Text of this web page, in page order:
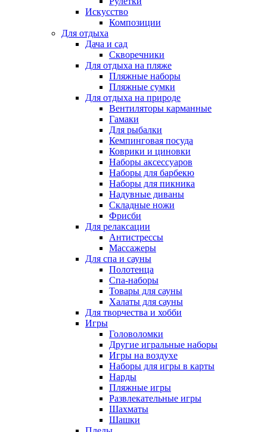
Искусство
Композиции
Для отдыха
Дача и сад
Скворечники
Для отдыха на пляже
Пляжные наборы
Пляжные сумки
Для отдыха на природе
Вентиляторы карманные
Гамаки
Для рыбалки
Кемпинговая посуда
Коврики и циновки
Наборы аксессуаров
Наборы для барбекю
Наборы для пикника
Надувные диваны
Складные ножи
Фрисби
Для релаксации
Антистрессы
Массажеры
Для спа и сауны
Полотенца
Спа-наборы
Товары для сауны
Халаты для сауны
Для творчества и хобби
Игры
Головоломки
Другие игральные наборы
Игры на воздухе
Наборы для игры в карты
Нарды
Пляжные игры
Развлекательные игры
Шахматы
Шашки